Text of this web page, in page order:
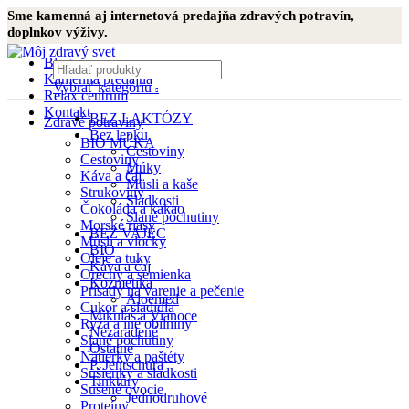
Sme kamenná aj internetová predajňa zdravých potravín,
doplnkov výživy.
Blog
Kamenná predajňa
Relax centrum
Kontakt
Vybrať kategóriu
BEZ LAKTÓZY
Bez lepku
Cestoviny
Múky
Müsli a kaše
Sladkosti
Slané pochutiny
BEZ VAJEC
BIO
Káva a čaj
Kozmetika
Aloemed
Mikuláš a Vianoce
Nezaradené
Ostatné
P. Jentschura
Tinktúry
Jednodruhové
Zdravé potraviny
BIO MÚKA
Cestoviny
Káva a čaj
Strukoviny
Čokoláda a kakao
Morské riasy
Müsli a vločky
Oleje a tuky
Orechy a semienka
Prísady na varenie a pečenie
Cukor a sladidlá
Ryža a iné obilniny
Slané pochutiny
Nátierky a paštéty
Sušienky a sladkosti
Sušené ovocie
Proteíny